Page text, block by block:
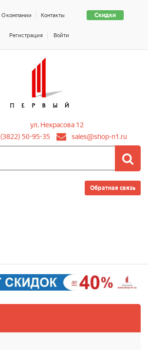
Скидки
О компании Контакты
Регистрация Войти
ул. Некрасова 12
(3822) 50-95-35
sales@shop-n1.ru
Обратная связь